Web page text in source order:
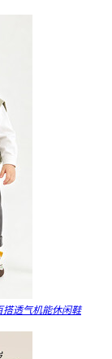
搭透气机能休闲鞋